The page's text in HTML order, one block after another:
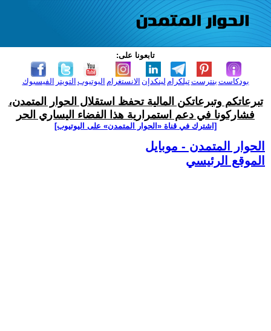
تابعونا على:
الفيسبوك التويتر اليوتيوب الانستغرام لينكدإن تيلكرامبنترست بودكاست
تبرعاتكم وتبرعاتكن المالية تحفظ استقلال الحوار المتمدن،
فشاركونا في دعم استمرارية هذا الفضاء اليساري الحر
[اشترك في قناة ‫«الحوار المتمدن» على اليوتيوب]
الحوار المتمدن - موبايل
الموقع الرئيسي